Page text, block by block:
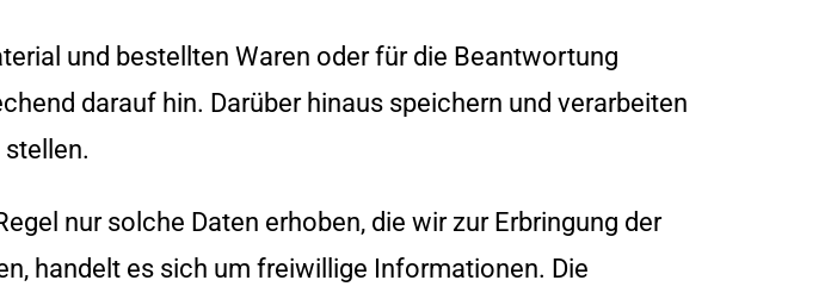
und bestellten Waren oder für die Beantwortung
darauf hin. Darüber hinaus speichern und verarbeiten
nur solche Daten erhoben, die wir zur Erbringung der
handelt es sich um freiwillige Informationen. Die